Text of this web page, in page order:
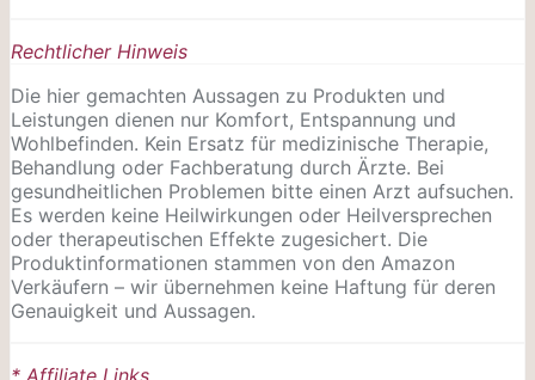
Rechtlicher Hinweis
Die hier gemachten Aussagen zu Produkten und
Leistungen dienen nur Komfort, Entspannung und
Wohlbefinden. Kein Ersatz für medizinische Therapie,
Behandlung oder Fachberatung durch Ärzte. Bei
gesundheitlichen Problemen bitte einen Arzt aufsuchen.
Es werden keine Heilwirkungen oder Heilversprechen
oder therapeutischen Effekte zugesichert. Die
Produktinformationen stammen von den Amazon
Verkäufern – wir übernehmen keine Haftung für deren
Genauigkeit und Aussagen.
* Affiliate Links